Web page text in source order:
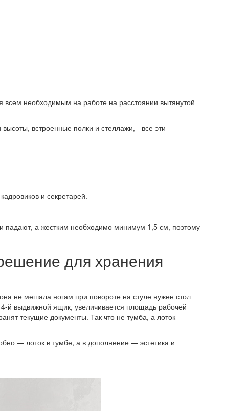
необходимым на работе на расстоянии вытянутой
встроенные полки и стеллажи, - все эти
и секретарей.
падают, а жестким необходимо минимум 1,5 см, поэтому
для хранения
не мешала ногам при повороте на стуле нужен стол
й выдвижной ящик, увеличивается площадь рабочей
текущие документы. Так что не тумба, а лоток —
— лоток в тумбе, а в дополнение — эстетика и